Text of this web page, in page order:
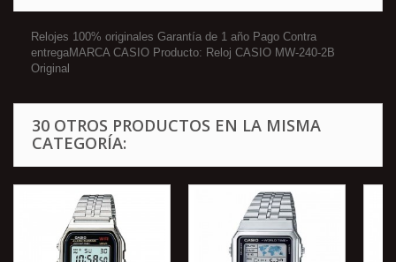
Relojes 100% originales Garantía de 1 año Pago Contra
entregaMARCA CASIO Producto: Reloj CASIO MW-240-2B
Original
30 OTROS PRODUCTOS EN LA MISMA
CATEGORÍA: